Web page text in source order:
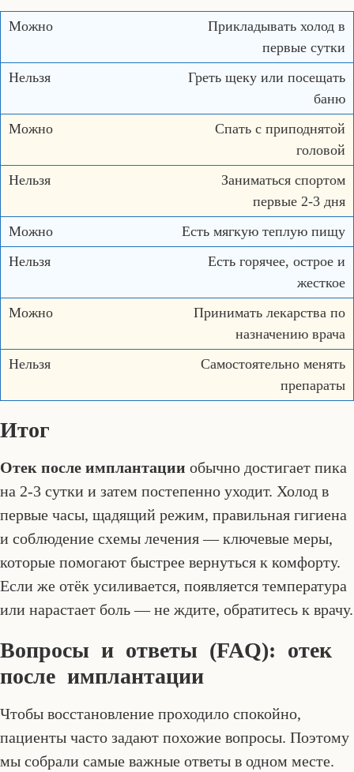
Прикладывать холод в
первые сутки
Греть щеку или посещать
баню
Спать с приподнятой
головой
Заниматься спортом
первые 2-3 дня
Есть мягкую теплую пищу
Есть горячее, острое и
жесткое
Принимать лекарства по
назначению врача
Самостоятельно менять
препараты
Итог
Отек после имплантации обычно достигает пика
на 2-3 сутки и затем постепенно уходит. Холод в
первые часы, щадящий режим, правильная гигиена
и соблюдение схемы лечения — ключевые меры,
которые помогают быстрее вернуться к комфорту.
Если же отёк усиливается, появляется температура
или нарастает боль — не ждите, обратитесь к врачу.
Вопросы и ответы (FAQ): отек
после имплантации
Чтобы восстановление проходило спокойно,
пациенты часто задают похожие вопросы. Поэтому
мы собрали самые важные ответы в одном месте.